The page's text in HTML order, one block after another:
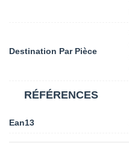
Destination Par Pièce
RÉFÉRENCES
Ean13